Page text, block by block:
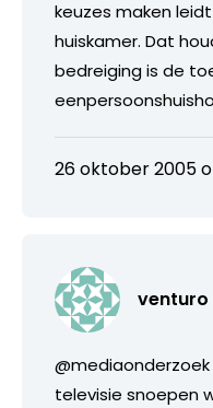
keuzes maken
huiskamer. Dat
bedreiging is de
26 oktober 2005
venturo
@mediaonderzoek
televisie snoepen